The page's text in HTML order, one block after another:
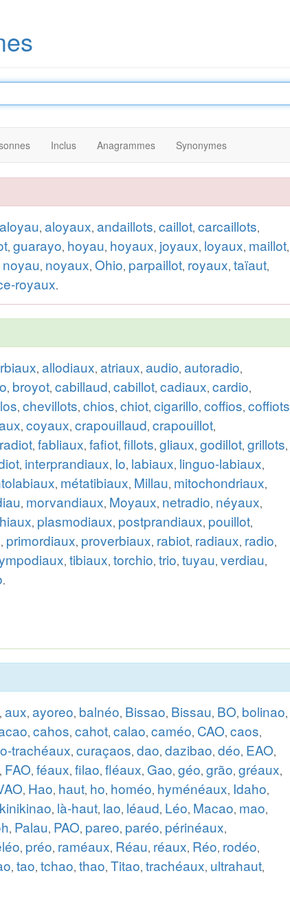
Inclus Anagrammes Synonymes
aloyau, aloyaux, andaillots, caillot, carcaillots,
, guarayo, hoyau, hoyaux, joyaux, loyaux, maillot,
noyau, noyaux, Ohio, parpaillot, royaux, taïaut,
royaux.
, allodiaux, atriaux, audio, autoradio,
, broyot, cabillaud, cabillot, cadiaux, cardio,
, chevillots, chios, chiot, cigarillo, coffios, coffiots
, coyaux, crapouillaud, crapouillot,
, fabliaux, fafiot, fillots, gliaux, godillot, grillots,
, interprandiaux, Io, labiaux, linguo-labiaux,
, métatibiaux, Millau, mitochondriaux,
, morvandiaux, Moyaux, netradio, néyaux,
, plasmodiaux, postprandiaux, pouillot,
, primordiaux, proverbiaux, rabiot, radiaux, radio,
, tibiaux, torchio, trio, tuyau, verdiau,
.
, aux, ayoreo, balnéo, Bissao, Bissau, BO, bolinao,
, cahos, cahot, calao, caméo, CAO, caos,
trachéaux, curaçaos, dao, dazibao, déo, EAO,
, FAO, féaux, filao, fléaux, Gao, géo, grão, gréaux,
, Hao, haut, ho, homéo, hyménéaux, Idaho,
kinikinao, là-haut, lao, léaud, Léo, Macao, mao,
, Palau, PAO, pareo, paréo, périnéaux,
, préo, raméaux, Réau, réaux, Réo, rodéo,
, tao, tchao, thao, Titao, trachéaux, ultrahaut,